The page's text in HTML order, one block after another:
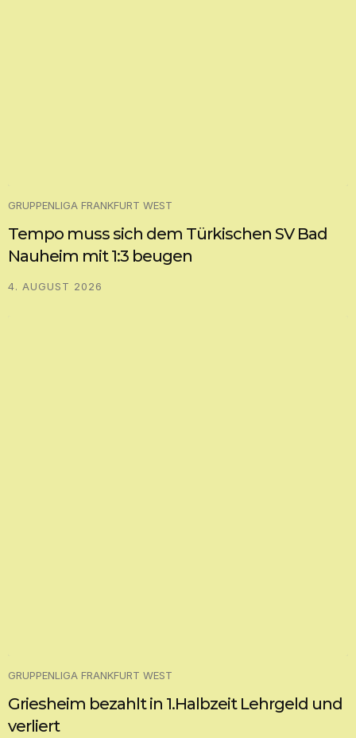
GRUPPENLIGA FRANKFURT WEST
Tempo muss sich dem Türkischen SV Bad
Nauheim mit 1:3 beugen
4. AUGUST 2026
GRUPPENLIGA FRANKFURT WEST
Griesheim bezahlt in 1.Halbzeit Lehrgeld und
verliert